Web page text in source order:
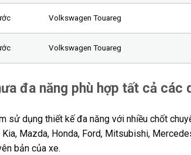
Volkswagen Touareg
Volkswagen Touareg
đa năng phù hợp tất cả các
sử dụng thiết kế đa năng với nhiều chốt
Kia, Mazda, Honda, Ford, Mitsubishi,
bản của xe.